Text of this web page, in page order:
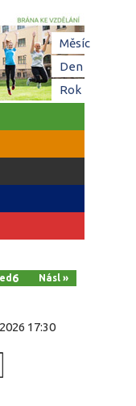
Násl »
17:30
Měsíc
Den(aktivní
Rok